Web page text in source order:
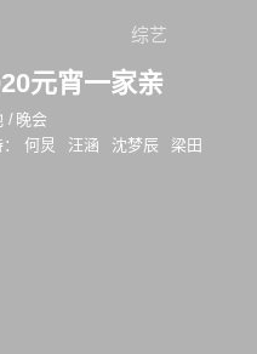
综艺
元宵一家亲
/ 晚会
何炅 汪涵 沈梦辰 梁田